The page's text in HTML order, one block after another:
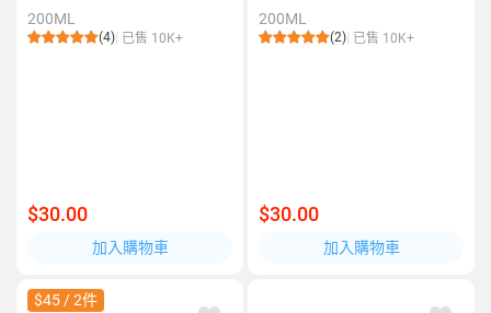
200ML
(4) 已售 10K+
$30.00
加入購物車
200ML
(2) 已售 10K+
$30.00
加入購物車
$45 / 2件